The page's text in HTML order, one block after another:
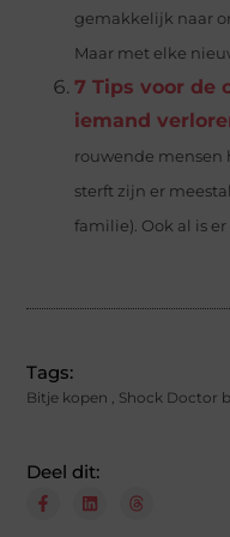
gemakkelijk naar
Maar met elke
7 Tips voor de
iemand
rouwende mensen
sterft zijn er
familie). Ook al is er
Tags:
Bitje kopen Shock Doctor
Deel dit: